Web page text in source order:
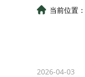
当前位置：
2026-04-03